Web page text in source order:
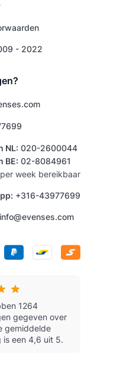
- 2022
NL: 020-2600044
BE: 02-8084961
week bereikbaar
+316-43977699
info@evenses.com
1264
gegeven over
gemiddelde
is een 4,6 uit 5.